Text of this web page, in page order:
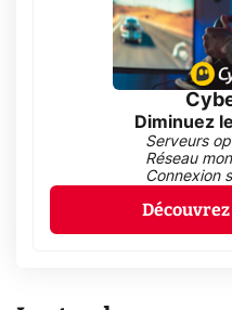
Diminuez
Serveurs
Réseau
Connexion